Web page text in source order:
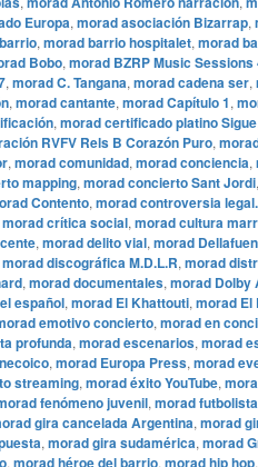
Europa, morad asociación Bizarrap,
, morad barrio hospitalet, morad
Bobo, morad BZRP Music Sessions
, morad C. Tangana, morad cadena ser,
, morad cantante, morad Capítulo 1,
, morad certificado platino Sigue
RVFV Rels B Corazón Puro,
, morad comunidad, morad conciencia,
mapping, morad concierto Sant Jordi,
Contento, morad controversia legal.
morad crítica social, morad cultura
, morad delito vial, morad
morad discográfica M.D.L.R, morad
, morad documentales, morad Dolby
español, morad El Khattouti, morad El
emotivo concierto, morad en
profunda, morad escenarios, morad
, morad Europa Press, morad
streaming, morad éxito YouTube,
fenómeno juvenil, morad
gira cancelada Argentina, morad
, morad gira sudamérica, morad
, morad héroe del barrio, morad hip hop,